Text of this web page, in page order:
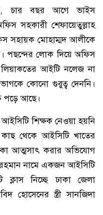
চার বছর আগে ভাইস
সহকারী শেফায়েতুল্লাহ
সহায়ক মোহাম্মদ আলীকে
পছন্দের লোক দিয়ে অফিস
লিয়াকতের আইটি নলেজ না
কোনো গুরুত্ব দেননি।
পড়ে আছে।
শিক্ষক নেওয়া হয়নি
কাছ থেকে আইসিটি খাতের
আত্মসাৎ করার অভিযোগ
নামে একজন আইসিটি
নিচ্ছে ঢাকা জেলা
হোসেনের স্ত্রী সানজিদা